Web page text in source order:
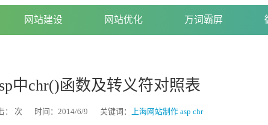
网站建设 网站优化 万词霸屏
中chr()函数及转义符对照表
： 次 时间：2014/6/9 关键词： 上海网站制作 asp chr